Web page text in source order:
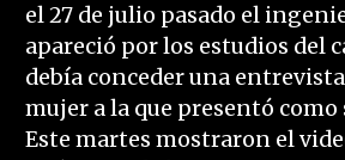
el 27 de julio pasado el
apareció por los estudios del
debía conceder una
mujer a la que presentó como
Este martes mostraron el